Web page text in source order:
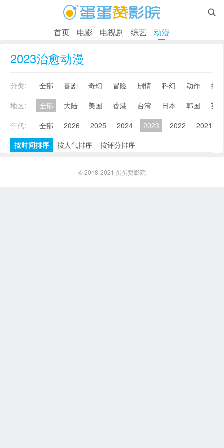

首页 电影 电视剧 综艺 动漫
2023治愈动漫
分类: 全部 喜剧 奇幻 冒险 剧情 科幻 动作
搞
地区:
全部 大陆 美国 香港 台湾 日本 韩国
英
年代:
全部 2026 2025 2024 2023 2022 2021
按时间排序
按人气排序 按评分排序
© 2018-2021 蛋蛋赞影院